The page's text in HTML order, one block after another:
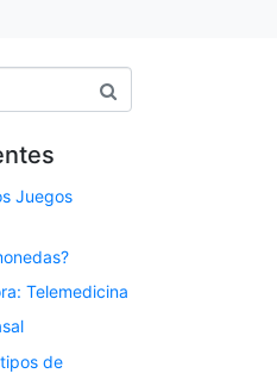
Juegos
Telemedicina
de